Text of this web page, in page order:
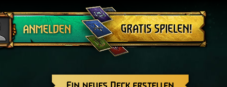
ANMELDEN
Abmelden
GRATIS SPIELEN!